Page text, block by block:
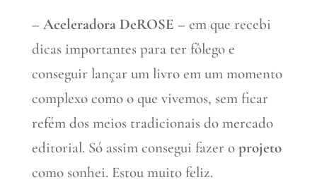
– Aceleradora DeROSE – em que recebi
dicas importantes para ter fôlego e
conseguir lançar um livro em um momento
complexo como o que vivemos, sem ficar
refém dos meios tradicionais do mercado
editorial. Só assim consegui fazer o projeto
como sonhei. Estou muito feliz.